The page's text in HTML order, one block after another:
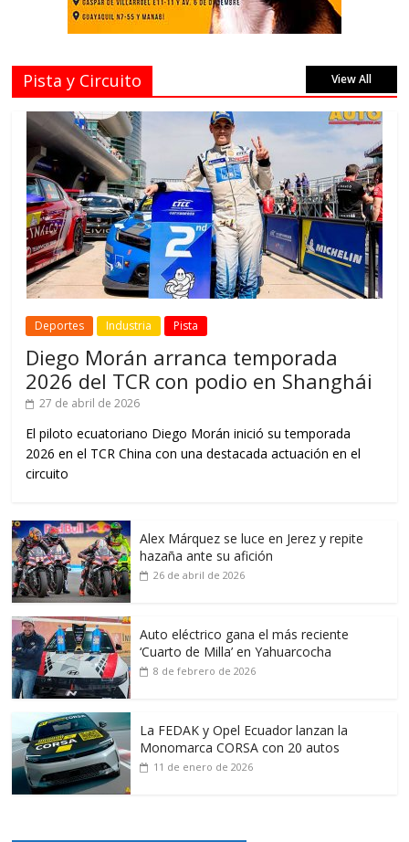
Pista y Circuito View All
Deportes Industria Pista
Diego Morán arranca temporada
2026 del TCR con podio en Shanghái
27 de abril de 2026
El piloto ecuatoriano Diego Morán inició su temporada
2026 en el TCR China con una destacada actuación en el
circuito
Alex Márquez se luce en Jerez y repite
hazaña ante su afición
26 de abril de 2026
Auto eléctrico gana el más reciente
‘Cuarto de Milla’ en Yahuarcocha
8 de febrero de 2026
La FEDAK y Opel Ecuador lanzan la
Monomarca CORSA con 20 autos
11 de enero de 2026